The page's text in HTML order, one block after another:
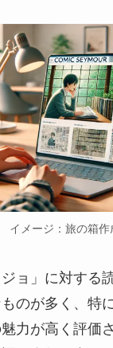
イメージ：旅の箱作
ジョ」に対する
のが多く、特
力が高く評価